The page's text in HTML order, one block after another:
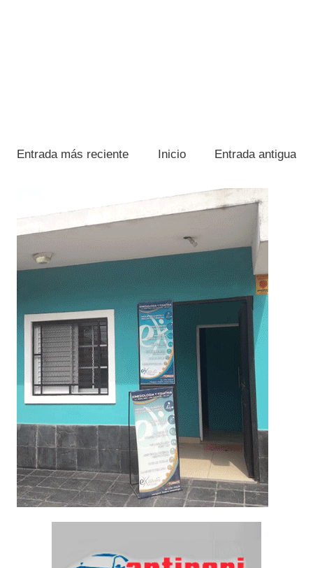
Entrada más reciente Entrada antigua
Inicio